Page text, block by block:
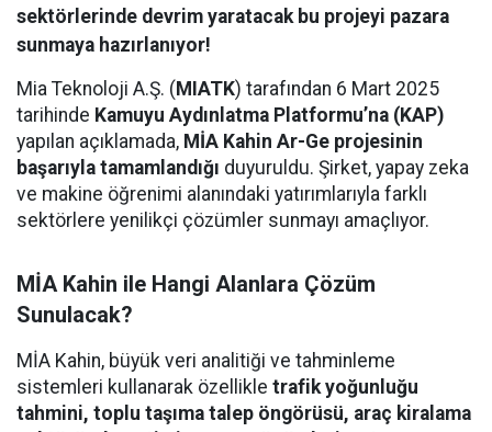
sektörlerinde devrim yaratacak bu projeyi pazara
sunmaya hazırlanıyor!
Mia Teknoloji A.Ş. ( MIATK) tarafından 6 Mart 2025
tarihinde Kamuyu Aydınlatma Platformu’na (KAP)
yapılan açıklamada, MİA Kahin Ar-Ge projesinin
başarıyla tamamlandığı duyuruldu. Şirket, yapay zeka
ve makine öğrenimi alanındaki yatırımlarıyla farklı
sektörlere yenilikçi çözümler sunmayı amaçlıyor.
MİA Kahin ile Hangi Alanlara Çözüm
Sunulacak?
MİA Kahin, büyük veri analitiği ve tahminleme
sistemleri kullanarak özellikle trafik yoğunluğu
tahmini, toplu taşıma talep öngörüsü, araç kiralama